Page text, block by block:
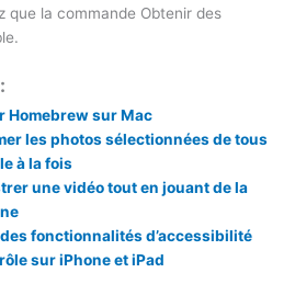
que la commande Obtenir des
Homebrew sur Mac
les photos sélectionnées de tous
à la fois
une vidéo tout en jouant de la
fonctionnalités d’accessibilité
sur iPhone et iPad